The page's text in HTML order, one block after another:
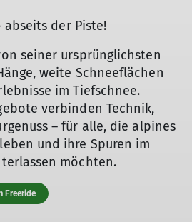
abseits der Piste!
seiner ursprünglichsten
weite Schneeflächen
im Tiefschnee.
verbinden Technik,
– für alle, die alpines
und ihre Spuren im
möchten.
Freeride